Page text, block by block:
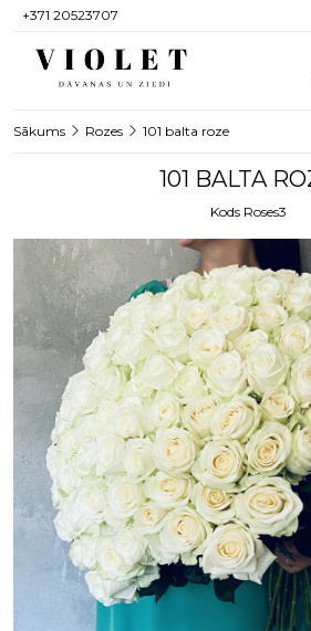
+371 20523707
Sākums Rozes 101 balta roze
101 BALTA
Kods Roses3